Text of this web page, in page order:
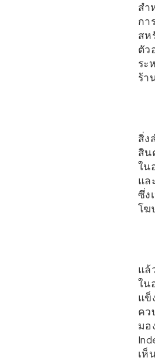
สำ
กา
สห
ตัว
ระ
ร้า
สิ่ง
สิน
ใน
แล
ซึ่ง
โฆ
แล้
ใน
แข็
คว
มอ
เห็